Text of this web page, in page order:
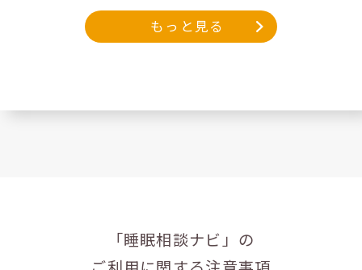
もっと見る
「睡眠相談ナビ」の